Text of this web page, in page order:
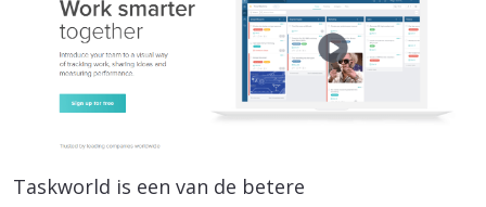
Taskworld is een van de betere